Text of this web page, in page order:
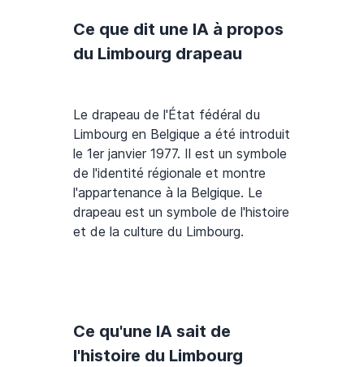
Ce que dit une IA à propos
du Limbourg drapeau
Le drapeau de l'État fédéral du
Limbourg en Belgique a été introduit
le 1er janvier 1977. Il est un symbole
de l'identité régionale et montre
l'appartenance à la Belgique. Le
drapeau est un symbole de l'histoire
et de la culture du Limbourg.
Ce qu'une IA sait de
l'histoire du Limbourg